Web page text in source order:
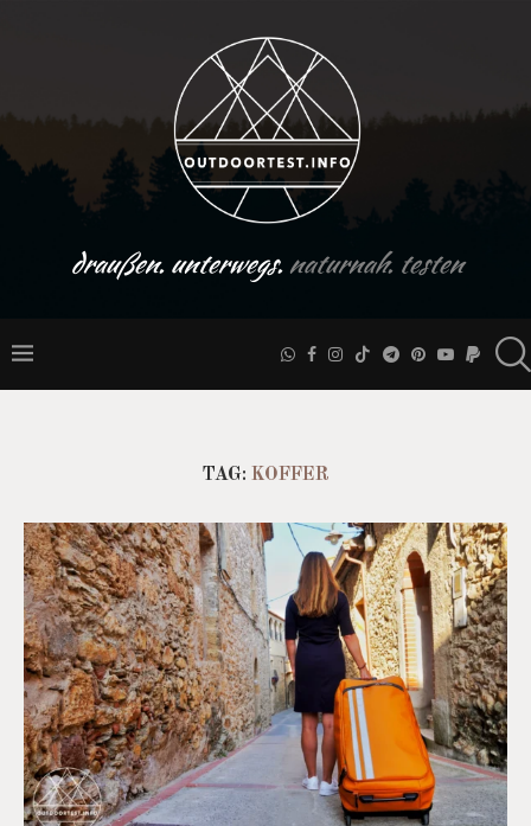
draußen. unterwegs.naturnah. testen
TAG: KOFFER